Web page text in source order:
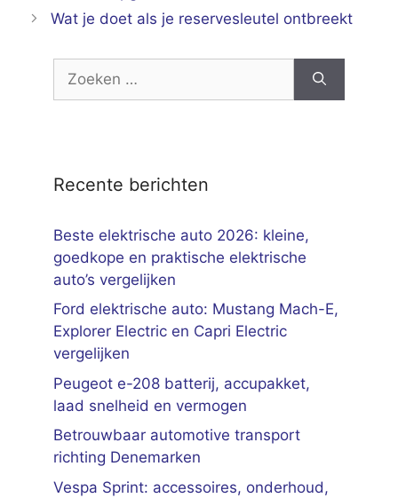
Wat je doet als je reservesleutel ontbreekt
naar:
Recente berichten
Beste elektrische auto 2026: kleine,
goedkope en praktische elektrische
auto’s vergelijken
Ford elektrische auto: Mustang Mach-E,
Explorer Electric en Capri Electric
vergelijken
Peugeot e-208 batterij, accupakket,
laad snelheid en vermogen
Betrouwbaar automotive transport
richting Denemarken
Vespa Sprint: accessoires, onderhoud,